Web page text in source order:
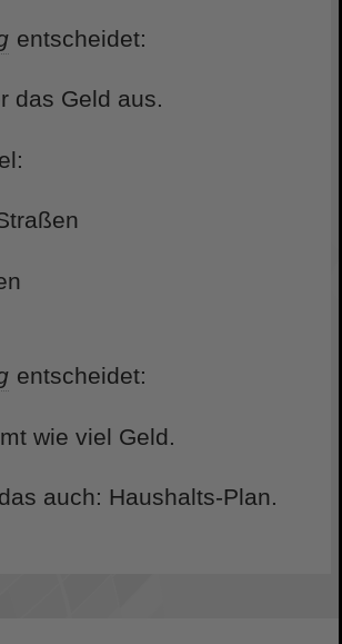
entscheidet:
das Geld aus.
entscheidet:
wie viel Geld.
auch: Haushalts-Plan.